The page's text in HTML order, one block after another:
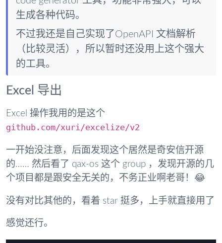
生成各种代码。
不过我还是自己实现了OpenAPI 文档解析
（比较灵活），所以暂时还没用上这个强大
的工具。
Excel 导出
Excel 操作我用的是这个
github.com/xuri/excelize/v2
一开始没注意，后面发现这个居然是奇安信开源
的…… 然后看了 qax-os 这个 group ，发现开源的几
个项目都是跟安全无关的，不务正业啊老哥！😂
没有对比其他的，看着 star 挺多，上手就直接用了
感觉还行。